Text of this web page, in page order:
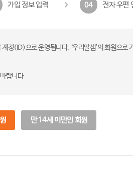
가입 정보 입력 04 전자 우편
정(ID)으로 운영됩니다. ‘우리말샘’의 회원으
랍니다.
만 14세 미만인 회원